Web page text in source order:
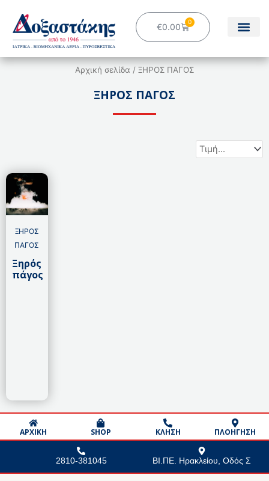
περιεχόμενο
€0.00 0
Cart
Αρχική σελίδα / ΞΗΡΟΣ ΠΑΓΟΣ
ΞΗΡΟΣ ΠΑΓΟΣ
ΞΗΡΟΣ
ΠΑΓΟΣ
Ξηρός
πάγος
ΑΡΧΙΚΗ SHOP ΚΛΗΣΗ ΠΛΟΗΓΗΣΗ
2810-381045 ΒΙ.ΠΕ. Ηρακλείου, Οδός Σ